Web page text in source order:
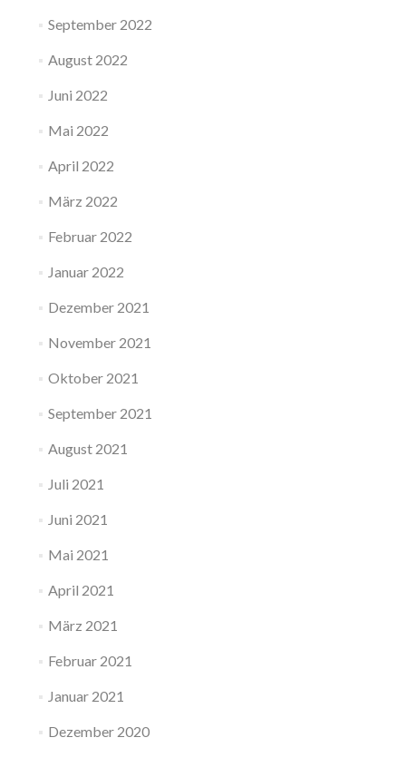
September 2022
August 2022
Juni 2022
Mai 2022
April 2022
März 2022
Februar 2022
Januar 2022
Dezember 2021
November 2021
Oktober 2021
September 2021
August 2021
Juli 2021
Juni 2021
Mai 2021
April 2021
März 2021
Februar 2021
Januar 2021
Dezember 2020